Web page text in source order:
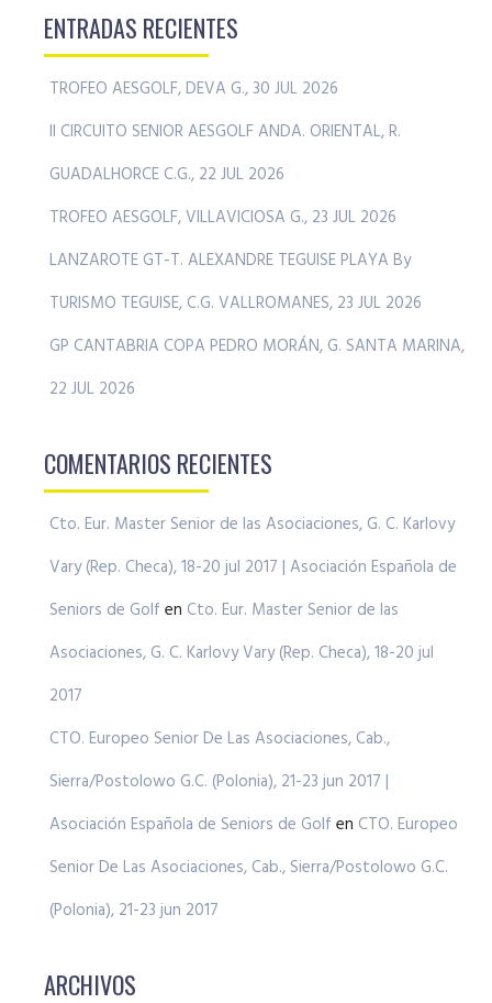
ENTRADAS RECIENTES
TROFEO AESGOLF, DEVA G., 30 JUL 2026
II CIRCUITO SENIOR AESGOLF ANDA. ORIENTAL, R.
GUADALHORCE C.G., 22 JUL 2026
TROFEO AESGOLF, VILLAVICIOSA G., 23 JUL 2026
LANZAROTE GT-T. ALEXANDRE TEGUISE PLAYA By
TURISMO TEGUISE, C.G. VALLROMANES, 23 JUL 2026
GP CANTABRIA COPA PEDRO MORÁN, G. SANTA MARINA,
22 JUL 2026
COMENTARIOS RECIENTES
Cto. Eur. Master Senior de las Asociaciones, G. C. Karlovy
Vary (Rep. Checa), 18-20 jul 2017 | Asociación Española de
Seniors de Golf en Cto. Eur. Master Senior de las
Asociaciones, G. C. Karlovy Vary (Rep. Checa), 18-20 jul
2017
CTO. Europeo Senior De Las Asociaciones, Cab.,
Sierra/Postolowo G.C. (Polonia), 21-23 jun 2017 |
Asociación Española de Seniors de Golf en CTO. Europeo
Senior De Las Asociaciones, Cab., Sierra/Postolowo G.C.
(Polonia), 21-23 jun 2017
ARCHIVOS